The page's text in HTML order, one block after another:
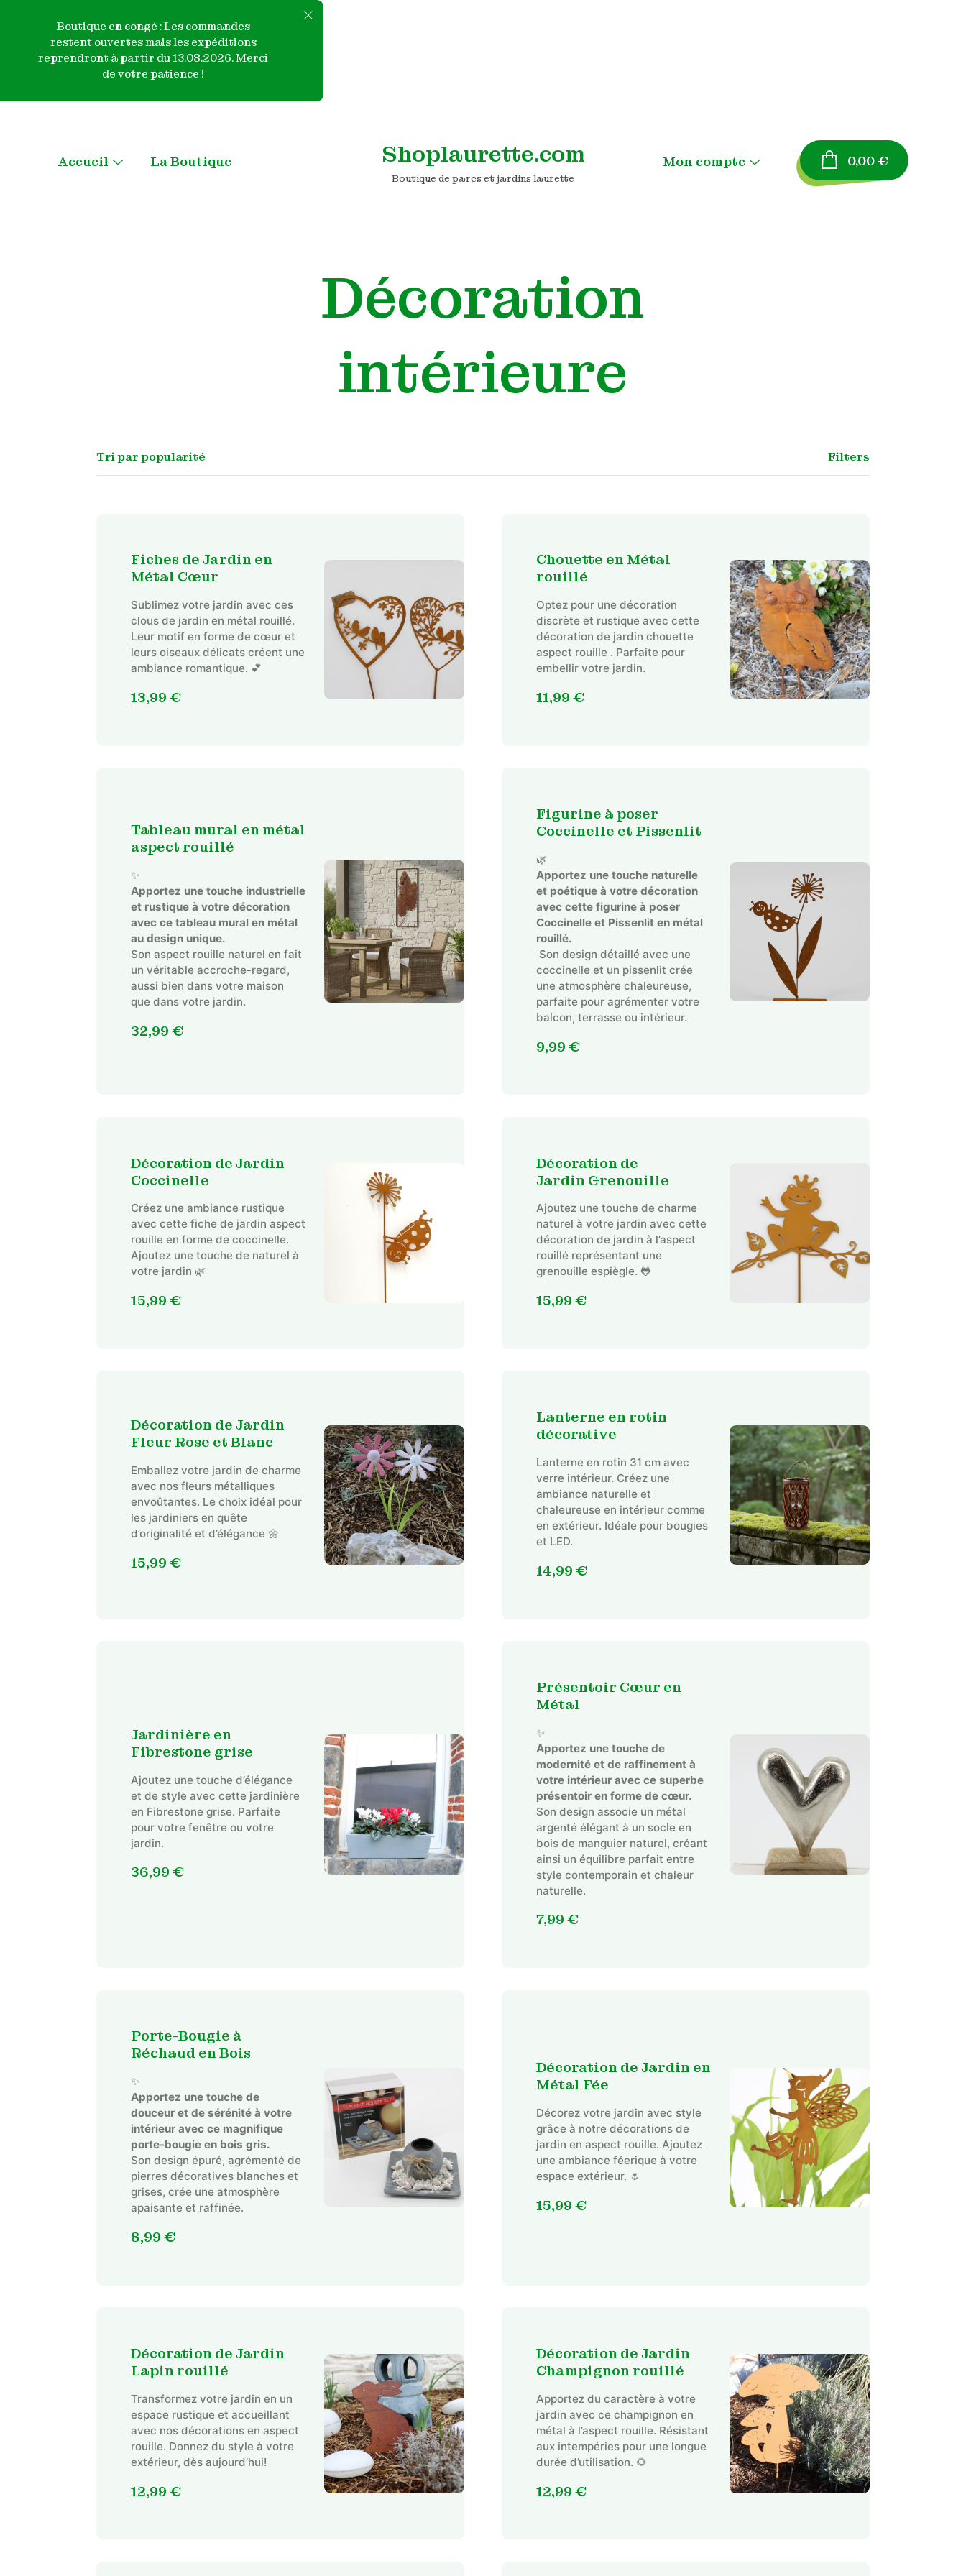
Boutique en congé : Les commandes
restent ouvertes mais les expéditions
reprendront à partir du 13.08.2026. Merci
de votre patience !
Accueil Menu La Boutique Shoplaurette.com
Boutique de parcs et jardins laurette
Mon compte Menu
0,00€
Décoration
intérieure
Filters
Fiches de Jardin en
Métal Cœur
Sublimez votre jardin avec ces
clous de jardin en métal rouillé.
Leur motif en forme de cœur et
leurs oiseaux délicats créent une
ambiance romantique. 💕
13,99 €
Chouette en Métal
rouillé
Optez pour une décoration
discrète et rustique avec cette
décoration de jardin chouette
aspect rouille . Parfaite pour
embellir votre jardin.
11,99 €
Ce
produit
a
plusieurs
variations.
produit
Tableau mural en métal
aspect rouillé
✨
Apportez une touche industrielle
et rustique à votre décoration
avec ce tableau mural en métal
au design unique.
Son aspect rouille naturel en fait
un véritable accroche-regard,
aussi bien dans votre maison
que dans votre jardin.
32,99 €
Figurine à poser
Coccinelle et Pissenlit
🌿
Apportez une touche naturelle
et poétique à votre décoration
avec cette figurine à poser
Coccinelle et Pissenlit en métal
rouillé.
Son design détaillé avec une
coccinelle et un pissenlit crée
une atmosphère chaleureuse,
parfaite pour agrémenter votre
balcon, terrasse ou intérieur.
9,99 €
Décoration de Jardin
Coccinelle
Créez une ambiance rustique
avec cette fiche de jardin aspect
rouille en forme de coccinelle.
Ajoutez une touche de naturel à
votre jardin 🌿
15,99 €
Décoration de
Jardin Grenouille
Ajoutez une touche de charme
naturel à votre jardin avec cette
décoration de jardin à l’aspect
rouillé représentant une
grenouille espiègle. 🐸
15,99 €
Décoration de Jardin
Fleur Rose et Blanc
Emballez votre jardin de charme
avec nos fleurs métalliques
envoûtantes. Le choix idéal pour
les jardiniers en quête
d’originalité et d’élégance 🌼
15,99 €
Lanterne en rotin
décorative
Lanterne en rotin 31 cm avec
verre intérieur. Créez une
ambiance naturelle et
chaleureuse en intérieur comme
en extérieur. Idéale pour bougies
et LED.
14,99 €
Jardinière en
Fibrestone grise
Ajoutez une touche d’élégance
et de style avec cette jardinière
en Fibrestone grise. Parfaite
pour votre fenêtre ou votre
jardin.
36,99 €
Présentoir Cœur en
Métal
✨
Apportez une touche de
modernité et de raffinement à
votre intérieur avec ce superbe
présentoir en forme de cœur.
Son design associe un métal
argenté élégant à un socle en
bois de manguier naturel, créant
ainsi un équilibre parfait entre
style contemporain et chaleur
naturelle.
7,99 €
Porte-Bougie à
Réchaud en Bois
✨
Apportez une touche de
douceur et de sérénité à votre
intérieur avec ce magnifique
porte-bougie en bois gris.
Son design épuré, agrémenté de
pierres décoratives blanches et
grises, crée une atmosphère
apaisante et raffinée.
8,99 €
Décoration de Jardin en
Métal Fée
Décorez votre jardin avec style
grâce à notre décorations de
jardin en aspect rouille. Ajoutez
une ambiance féerique à votre
espace extérieur. 🌷
15,99 €
Décoration de Jardin
Lapin rouillé
Transformez votre jardin en un
espace rustique et accueillant
avec nos décorations en aspect
rouille. Donnez du style à votre
extérieur, dès aujourd’hui!
12,99 €
Décoration de Jardin
Champignon rouillé
Apportez du caractère à votre
jardin avec ce champignon en
métal à l’aspect rouille. Résistant
aux intempéries pour une longue
durée d’utilisation. 🌻
12,99 €